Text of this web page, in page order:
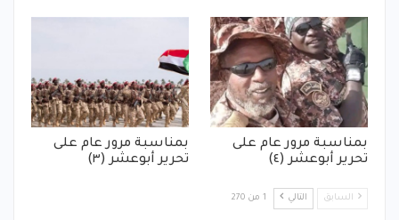
بمناسبة مرور عام على
تحرير أبوعشر (٤)
بمناسبة مرور عام على
تحرير أبوعشر (٣)
السابق التالي 1 من 270